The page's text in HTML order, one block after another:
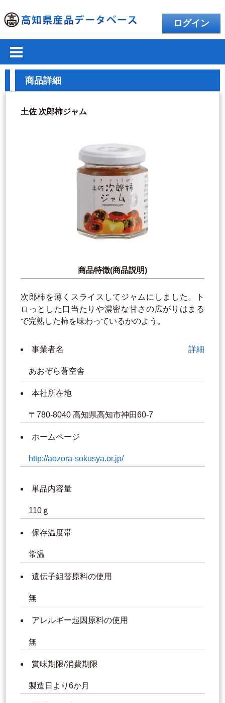
ログイン
商品詳細
土佐 次郎柿ジャム
商品特徴(商品説明)
次郎柿を薄くスライスしてジャムにしました。ト
ロっとした口当たりや濃密な甘さの広がりはまる
で完熟した柿を味わっているかのよう。
事業者名 詳細
あおぞら蒼空舎
本社所在地
〒780-8040 高知県高知市神田60‐7
ホームページ
http://aozora-sokusya.or.jp/
単品内容量
110ｇ
保存温度帯
常温
遺伝子組替原料の使用
無
アレルギー起因原料の使用
無
賞味期限/消費期限
製造日より6か月